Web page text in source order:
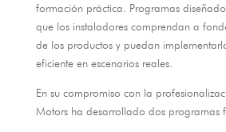
formación práctica
Programas
que los instaladores comprendan a
de los productos y puedan
eficiente en escenarios reales.
En su compromiso con la
Motors ha desarrollado dos programas